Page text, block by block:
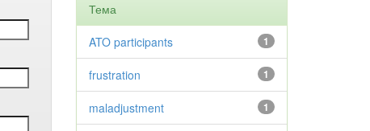
Тема
1
ATO participants
1
frustration
1
maladjustment